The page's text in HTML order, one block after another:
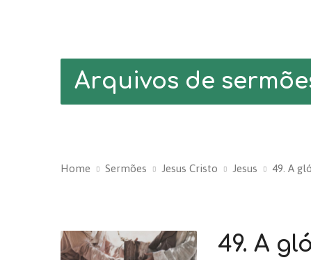
Arquivos de
Home Sermões Jesus Cristo Jesus 49. A
49. A